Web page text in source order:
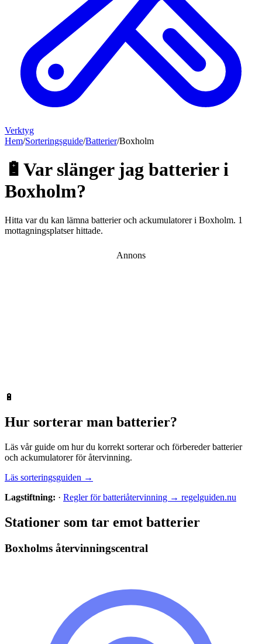
Verktyg
Hem/Sorteringsguide/Batterier/Boxholm
🔋 Var slänger jag batterieri
Boxholm?
Hitta var du kan lämna batterier och ackumulatoreri Boxholm. 1
mottagningsplatser hittade.
Annons
🔋
Hur sorterar man batterier?
Läs vår guide om hur du korrekt sorterar och förberederbatterier
och ackumulatorerför återvinning.
Läs sorteringsguiden →
Lagstiftning: · Regler för batteriåtervinning → regelguiden.nu
Stationer som tar emot batterier
Boxholms återvinningscentral